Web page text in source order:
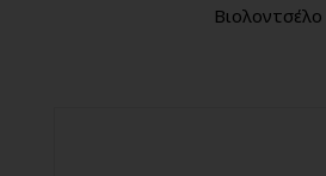
Βιολοντσέλο